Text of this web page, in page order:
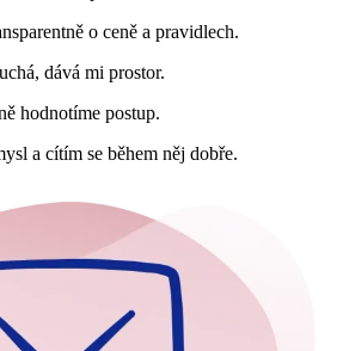
o ceně a pravidlech.
dává mi prostor.
hodnotíme postup.
a cítím se během něj dobře.